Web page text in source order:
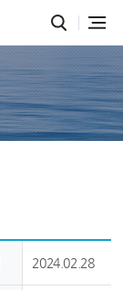
2024.02.28